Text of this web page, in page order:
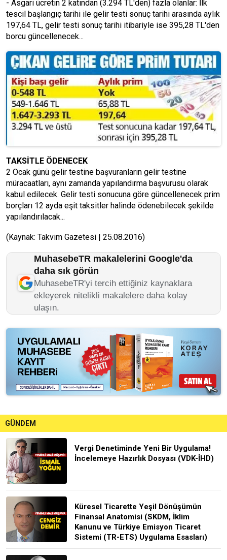
- Asgari ücretin 2 katından (3.294 TL'den) fazla olanlar: İlk
tescil başlangıç tarihi ile gelir testi sonuç tarihi arasında aylık
197,64 TL, gelir testi sonuç tarihi itibariyle ise 395,28 TL'den
borcu güncellenecek...
TAKSİTLE ÖDENECEK
2 Ocak günü gelir testine başvuranların gelir testine
müracaatları, aynı zamanda yapılandırma başvurusu olarak
kabul edilecek. Gelir testi sonucuna göre güncellenecek prim
borçları 12 ayda eşit taksitler halinde ödenebilecek şekilde
yapılandırılacak...
(Kaynak: Takvim Gazetesi | 25.08.2016)
MuhasebeTR makalelerini Google'da
daha sık görün
MuhasebeTR'yi tercih ettiğiniz kaynaklara
ekleyerek nitelikli makalelere daha kolay
ulaşın.
GÜNDEM
Vergi Denetiminde Yeni Bir Uygulama!
İncelemeye Hazırlık Dosyası (VDK-İHD)
Küresel Ticarette Yeşil Dönüşümün
Finansal Anatomisi (SKDM, İklim
Kanunu ve Türkiye Emisyon Ticaret
Sistemi (TR-ETS) Uygulama Esasları)